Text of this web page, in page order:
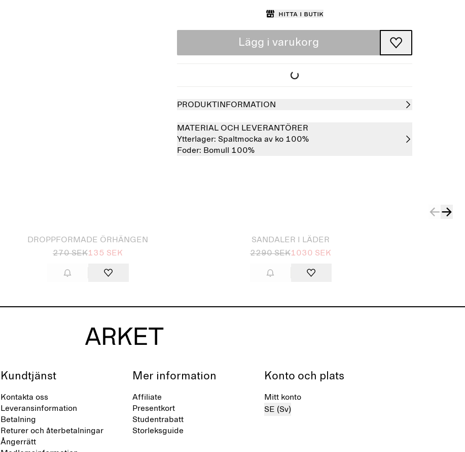
Hitta i butik
Lägg i varukorg
PRODUKTINFORMATION
MATERIAL OCH LEVERANTÖRER
Ytterlager: Spaltmocka av ko 100%
Foder: Bomull 100%
DROPPFORMADE ÖRHÄNGEN
270 SEK135 SEK
SANDALER I LÄDER
2290 SEK1030 SEK
Kundtjänst
Kontakta oss
Leveransinformation
Betalning
Returer och återbetalningar
Ångerrätt
Mer information
Affiliate
Presentkort
Studentrabatt
Storleksguide
Konto och plats
Mitt konto
SE (Sv)